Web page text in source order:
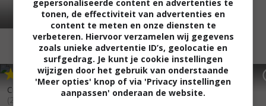
Cross Country Christmas
(2020)
5,3
Mr. 365 (2018)
gepersonaliseerde content en advertenties te
tonen, de effectiviteit van advertenties en
content te meten en onze diensten te
verbeteren. Hiervoor verzamelen wij gegevens
zoals unieke advertentie ID’s, geolocatie en
surfgedrag. Je kunt je cookie instellingen
wijzigen door het gebruik van onderstaande
'Meer opties' knop of via 'Privacy instellingen
aanpassen' onderaan de website.